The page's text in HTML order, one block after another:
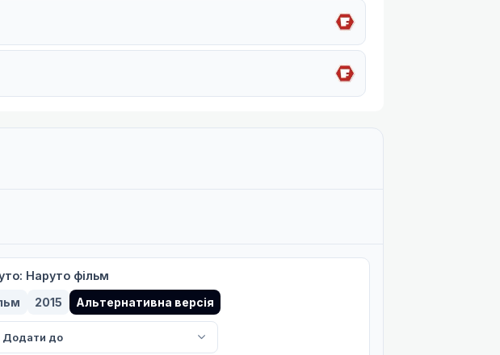
Наруто фільм
2015 Альтернативна версія
Додати до